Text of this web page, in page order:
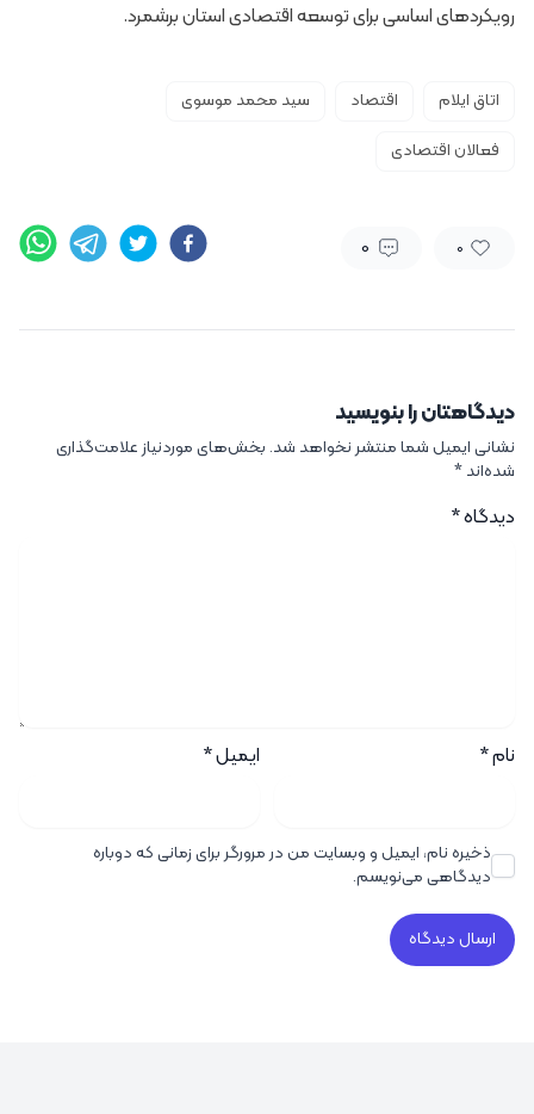
رویکردهای اساسی برای توسعه اقتصادی استان برشمرد.
اتاق ایلام اقتصاد
سید محمد موسوی
فعالان اقتصادی
0
0
دیدگاهتان را بنویسید
نشانی ایمیل شما منتشر نخواهد شد. بخش‌های موردنیاز علامت‌گذاری
شده‌اند*
دیدگاه*
نام* ایمیل*
ذخیره نام، ایمیل و وبسایت من در مرورگر برای زمانی که دوباره
دیدگاهی می‌نویسم.